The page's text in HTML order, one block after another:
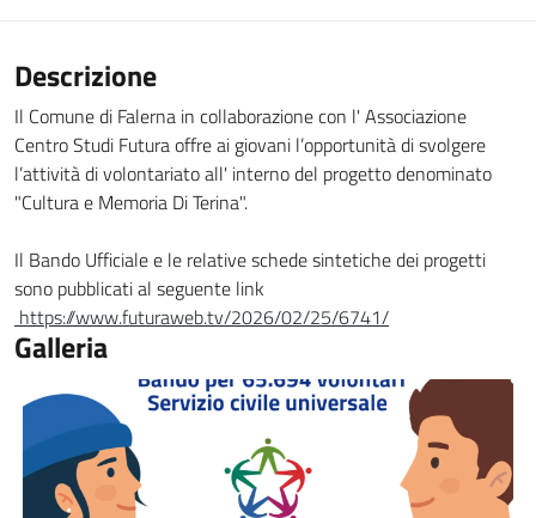
Descrizione
Il Comune di Falerna in collaborazione con l' Associazione
Centro Studi Futura offre ai giovani l’opportunità di svolgere
l’attività di volontariato all' interno del progetto denominato
"Cultura e Memoria Di Terina".
Il Bando Ufficiale e le relative schede sintetiche dei progetti
sono pubblicati al seguente link
https://www.futuraweb.tv/2026/02/25/6741/
Galleria